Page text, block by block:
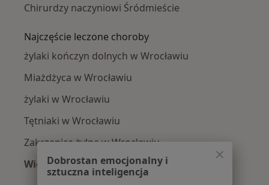
Chirurdzy naczyniowi Śródmieście
Najczęście leczone choroby
żylaki kończyn dolnych w Wrocławiu
Miażdżyca w Wrocławiu
żylaki w Wrocławiu
Tętniaki w Wrocławiu
Zakrzepica żylna w Wrocławiu
Więcej (15)
Więcej w kategorii: Najczęście leczone
Dobrostan emocjonalny i
sztuczna inteligencja